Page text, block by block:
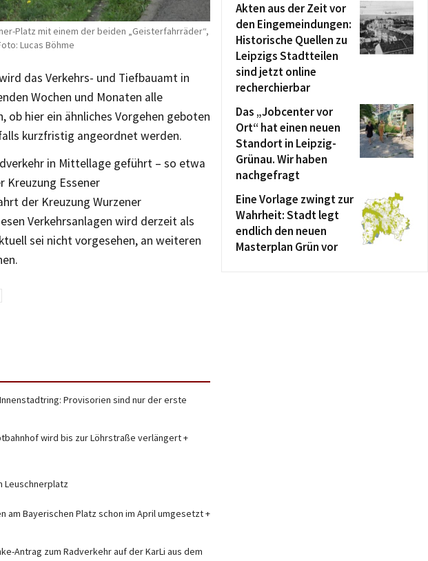
Platz mit einem der beiden „Geisterfahrräder“,
Lucas Böhme
das Verkehrs- und Tiefbauamt in
Wochen und Monaten alle
ob hier ein ähnliches Vorgehen geboten
kurzfristig angeordnet werden.
in Mittellage geführt – so etwa
Kreuzung Essener
der Kreuzung Wurzener
Verkehrsanlagen wird derzeit als
sei nicht vorgesehen, an weiteren
Provisorien sind nur der erste
wird bis zur Löhrstraße verlängert +
Leuschnerplatz
am Bayerischen Platz schon im April umgesetzt +
Antrag zum Radverkehr auf der KarLi aus dem
Akten aus der Zeit vor
den Eingemeindungen:
Historische Quellen zu
Leipzigs Stadtteilen
sind jetzt online
recherchierbar
Das „Jobcenter vor
Ort“ hat einen neuen
Standort in Leipzig-
Grünau. Wir haben
nachgefragt
Eine Vorlage zwingt zur
Wahrheit: Stadt legt
endlich den neuen
Masterplan Grün vor